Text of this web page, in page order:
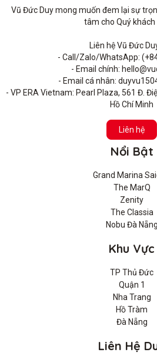
Vũ Đức Duy mong muốn đem lại sự
tâm cho Quý khách
Liên hệ Vũ Đức
- Call/Zalo/WhatsApp:
- Email chính:
- Email cá nhân:
- VP ERA Vietnam: Pearl Plaza, 561 Đ.
Hồ Chí Minh
Liên hệ
Nổi Bật
Grand Marina
The MarQ
Zenity
The Classia
Nobu Đà Nẵng
Khu Vực
TP Thủ Đức
Quận 1
Nha Trang
Hồ Tràm
Đà Nẵng
Liên Hệ